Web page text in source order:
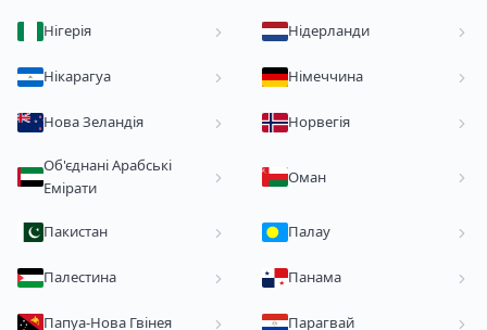
Нігерія Нідерланди
Нікарагуа Німеччина
Нова Зеландія Норвегія
Об'єднані Арабські
Емірати
Оман
Пакистан Палау
Палестина Панама
Папуа-Нова Гвінея Парагвай